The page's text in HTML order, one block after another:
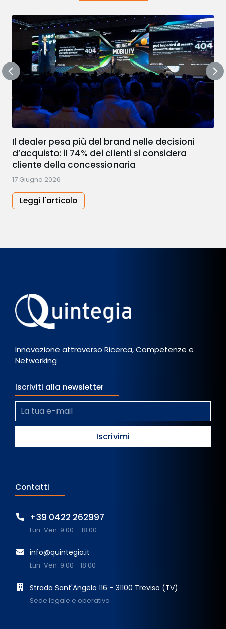
Il dealer pesa più del brand nelle decisioni
d’acquisto: il 74% dei clienti si considera
cliente della concessionaria
17 Giugno 2026
Leggi l'articolo
Innovazione attraverso Ricerca, Competenze e
Networking
Iscriviti alla newsletter
Contatti
+39 0422 262997
Lun-Ven: 9:00 – 18:00
info@quintegia.it
Lun-Ven: 9:00 - 18:00
Strada Sant'Angelo 116 - 31100 Treviso (TV)
Sede legale e operativa